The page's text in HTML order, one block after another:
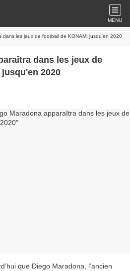
MENU
dans les jeux de football de KONAMI jusqu'en 2020
dans les jeux de
2020
que Diego Maradona, l’ancien